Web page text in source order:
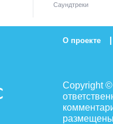
Саундтреки
О проекте |
Copyright
размещены